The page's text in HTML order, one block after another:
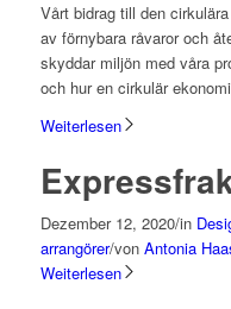
Vårt bidrag till den
av förnybara råvaror och
skyddar miljön med våra
och hur en cirkulär
Weiterlesen
Dezember 12, 2020/in
arrangörer/von Antonia
Weiterlesen